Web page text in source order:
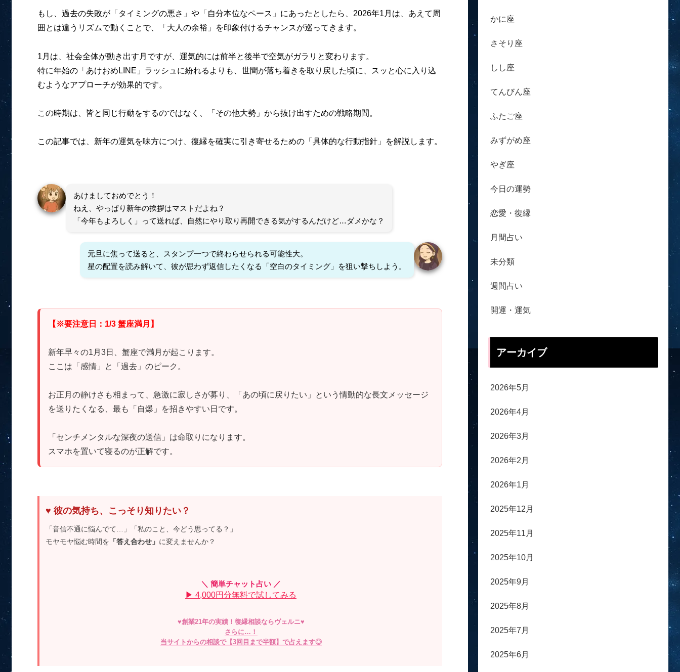
もし、過去の失敗が「タイミングの悪さ」や「自分本位なペース」にあったとしたら、2026年1月は、あえて周
囲とは違うリズムで動くことで、「大人の余裕」を印象付けるチャンスが巡ってきます。
1月は、社会全体が動き出す月ですが、運気的には前半と後半で空気がガラリと変わります。
特に年始の「あけおめLINE」ラッシュに紛れるよりも、世間が落ち着きを取り戻した頃に、スッと心に入り込
むようなアプローチが効果的です。
この時期は、皆と同じ行動をするのではなく、「その他大勢」から抜け出すための戦略期間。
この記事では、新年の運気を味方につけ、復縁を確実に引き寄せるための「具体的な行動指針」を解説します。
あけましておめでとう！
ねえ、やっぱり新年の挨拶はマストだよね？
「今年もよろしく」って送れば、自然にやり取り再開できる気がするんだけど…ダメかな？
元旦に焦って送ると、スタンプ一つで終わらせられる可能性大。
星の配置を読み解いて、彼が思わず返信したくなる「空白のタイミング」を狙い撃ちしよう。
【※要注意日：1/3 蟹座満月】
新年早々の1月3日、蟹座で満月が起こります。
ここは「感情」と「過去」のピーク。
お正月の静けさも相まって、急激に寂しさが募り、「あの頃に戻りたい」という情動的な長文メッセージ
を送りたくなる、最も「自爆」を招きやすい日です。
「センチメンタルな深夜の送信」は命取りになります。
スマホを置いて寝るのが正解です。
♥ 彼の気持ち、こっそり知りたい？
「音信不通に悩んでて…」「私のこと、今どう思ってる？」
モヤモヤ悩む時間を 「答え合わせ」 に変えませんか？
＼ 簡単チャット占い ／
▶ 4,000円分無料で試してみる
♥創業21年の実績！復縁相談ならヴェルニ♥
さらに…！
当サイトからの相談で【3回目まで半額】で占えます◎
かに座
さそり座
しし座
てんびん座
ふたご座
みずがめ座
やぎ座
今日の運勢
恋愛・復縁
月間占い
未分類
週間占い
開運・運気
アーカイブ
2026年5月
2026年4月
2026年3月
2026年2月
2026年1月
2025年12月
2025年11月
2025年10月
2025年9月
2025年8月
2025年7月
2025年6月